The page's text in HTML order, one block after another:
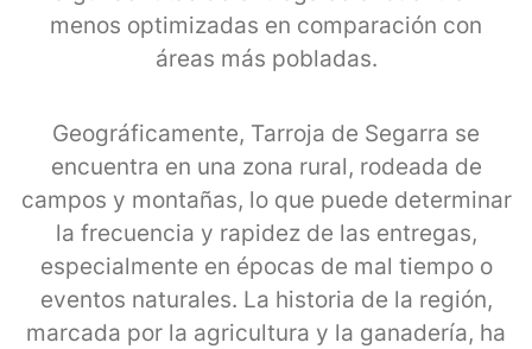
menos optimizadas en comparación con
áreas más pobladas.
Geográficamente, Tarroja de Segarra se
encuentra en una zona rural, rodeada de
campos y montañas, lo que puede determinar
la frecuencia y rapidez de las entregas,
especialmente en épocas de mal tiempo o
eventos naturales. La historia de la región,
marcada por la agricultura y la ganadería, ha